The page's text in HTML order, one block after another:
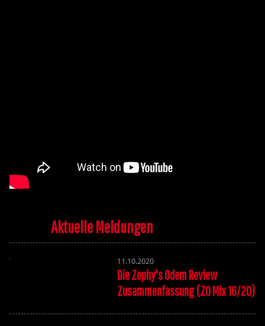
Aktuelle Meldungen
11.10.2020
Die Zephy's Odem Review
Zusammenfassung (ZO Mix 16/20)